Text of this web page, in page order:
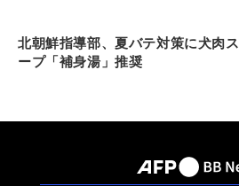
北朝鮮指導部、夏バテ対策に犬肉ス
ープ「補身湯」推奨